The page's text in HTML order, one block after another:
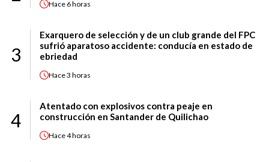
Hace 6 horas
3
Exarquero de selección y de un club grande del FPC
sufrió aparatoso accidente: conducía en estado de
ebriedad
Hace3 horas
4
Atentado con explosivos contra peaje en
construcción en Santander de Quilichao
Hace4 horas